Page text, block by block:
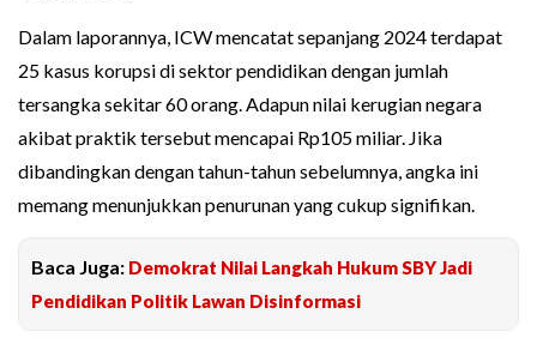
Dalam laporannya, ICW mencatat sepanjang 2024 terdapat
25 kasus korupsi di sektor pendidikan dengan jumlah
tersangka sekitar 60 orang. Adapun nilai kerugian negara
akibat praktik tersebut mencapai Rp105 miliar. Jika
dibandingkan dengan tahun-tahun sebelumnya, angka ini
memang menunjukkan penurunan yang cukup signifikan.
Baca Juga: Demokrat Nilai Langkah Hukum SBY Jadi
Pendidikan Politik Lawan Disinformasi